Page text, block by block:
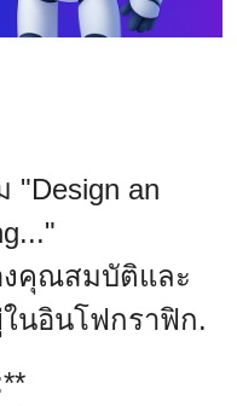
an
คุณสมบัติและ
นอินโฟกราฟิก.